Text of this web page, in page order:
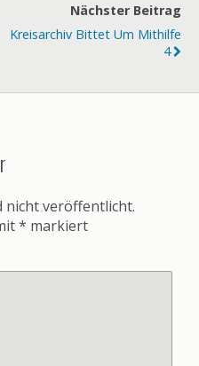
Nächster Beitrag
Kreisarchiv Bittet Um Mithilfe
4
nicht veröffentlicht.
* markiert